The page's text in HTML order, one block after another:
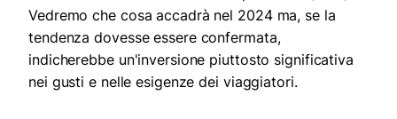
Vedremo che cosa accadrà nel 2024 ma, se la
tendenza dovesse essere confermata,
indicherebbe un'inversione piuttosto significativa
nei gusti e nelle esigenze dei viaggiatori.